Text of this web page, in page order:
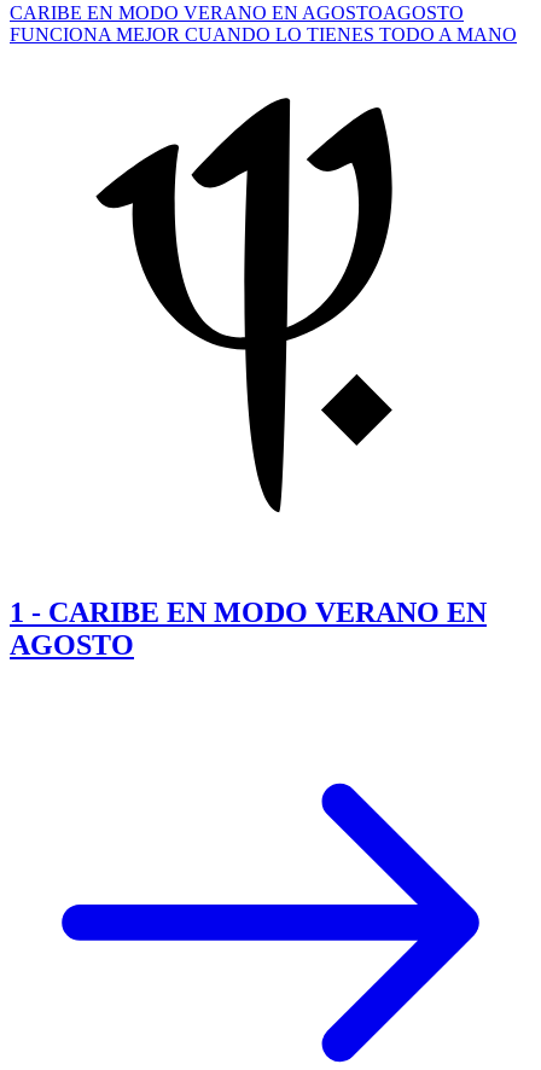
CARIBE EN MODO VERANO EN AGOSTOAGOSTO
FUNCIONA MEJOR CUANDO LO TIENES TODO A MANO
1 - CARIBE EN MODO VERANO EN
AGOSTO